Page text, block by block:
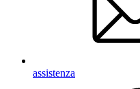
assistenza